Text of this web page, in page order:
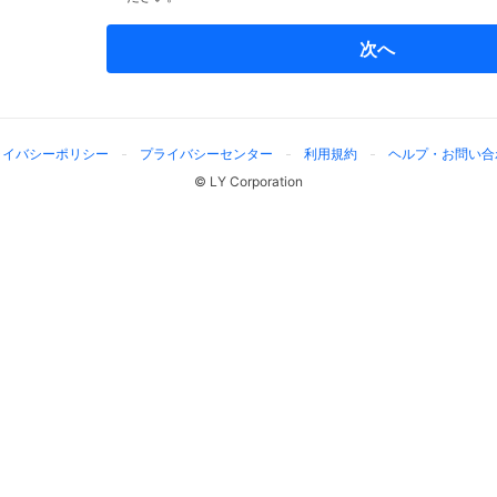
次へ
バシーポリシー プライバシーセンター 利用規約
ヘルプ・お問い
© LY Corporation